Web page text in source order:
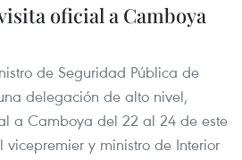
oficial a Camboya
de Seguridad Pública de
delegación de alto nivel,
a Camboya del 22 al 24 de este
vicepremier y ministro de Interior